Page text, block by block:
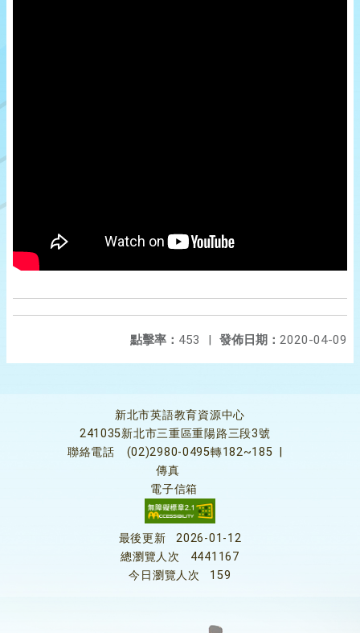
發佈日期： 2020-04-09
點擊率： 453 |
新北市英語教育資源中心
241035新北市三重區重陽路三段3號
聯絡電話
(02)2980-0495轉182~185
傳真
電子信箱
最後更新
2026-01-12
總瀏覽人次
4441167
今日瀏覽人次
159